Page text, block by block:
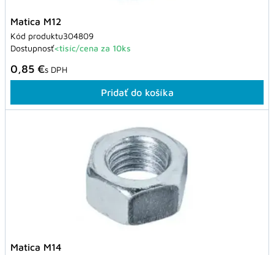
Matica M12
Kód produktu304809
Dostupnosť<tisíc/cena za 10ks
0,85 €s DPH
Pridať do košíka
Matica M14